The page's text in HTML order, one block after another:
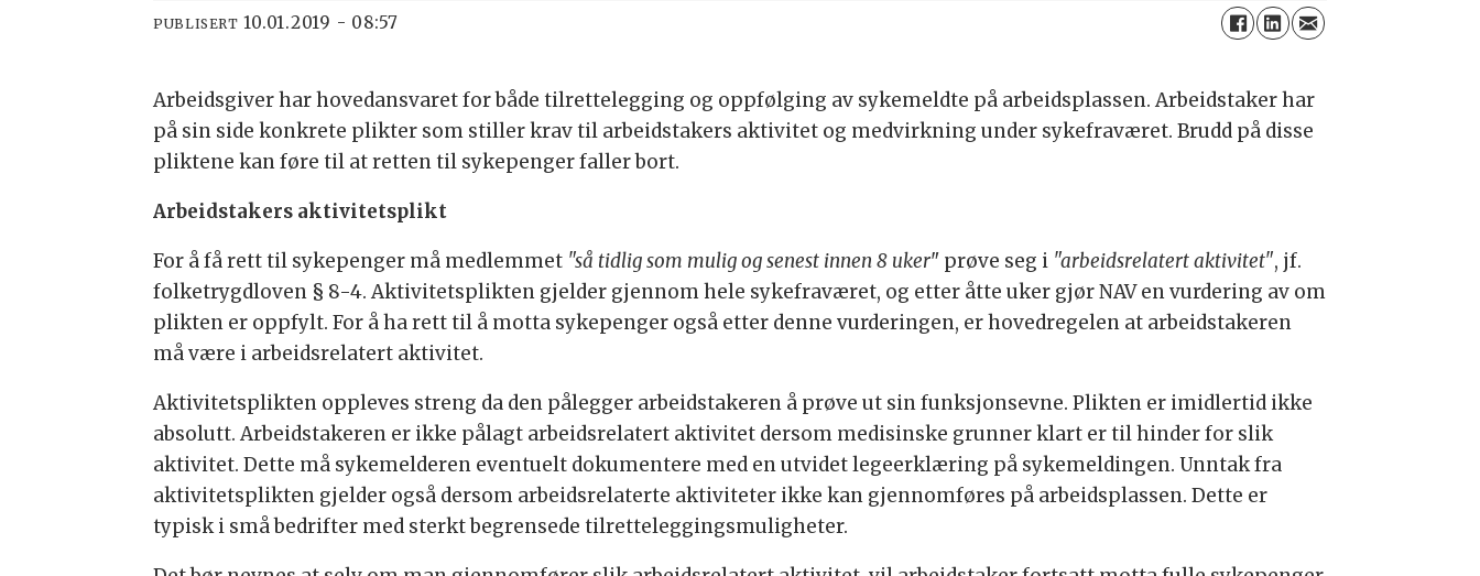
PUBLISERT 10.01.2019 - 08:57
Arbeidsgiver har hovedansvaret for både tilrettelegging og oppfølging av sykemeldte på arbeidsplassen. Arbeidstaker har
på sin side konkrete plikter som stiller krav til arbeidstakers aktivitet og medvirkning under sykefraværet. Brudd på disse
pliktene kan føre til at retten til sykepenger faller bort.
Arbeidstakers aktivitetsplikt
For å få rett til sykepenger må medlemmet "så tidlig som mulig og senest innen 8 uker" prøve seg i "arbeidsrelatert aktivitet", jf.
folketrygdloven § 8-4. Aktivitetsplikten gjelder gjennom hele sykefraværet, og etter åtte uker gjør NAV en vurdering av om
plikten er oppfylt. For å ha rett til å motta sykepenger også etter denne vurderingen, er hovedregelen at arbeidstakeren
må være i arbeidsrelatert aktivitet.
Aktivitetsplikten oppleves streng da den pålegger arbeidstakeren å prøve ut sin funksjonsevne. Plikten er imidlertid ikke
absolutt. Arbeidstakeren er ikke pålagt arbeidsrelatert aktivitet dersom medisinske grunner klart er til hinder for slik
aktivitet. Dette må sykemelderen eventuelt dokumentere med en utvidet legeerklæring på sykemeldingen. Unntak fra
aktivitetsplikten gjelder også dersom arbeidsrelaterte aktiviteter ikke kan gjennomføres på arbeidsplassen. Dette er
typisk i små bedrifter med sterkt begrensede tilretteleggingsmuligheter.